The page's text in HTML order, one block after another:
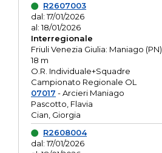
R2607003
dal: 17/01/2026
al: 18/01/2026
Interregionale
Friuli Venezia Giulia: Maniago (PN)
18 m
O.R. Individuale+Squadre
Campionato Regionale OL
07017 - Arcieri Maniago
Pascotto, Flavia
Cian, Giorgia
R2608004
dal: 17/01/2026